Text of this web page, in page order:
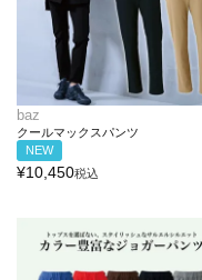
baz
クールマックスパンツ
NEW
¥10,450税込